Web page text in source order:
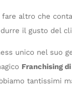
fare altro che
il gusto del
unico nel suo
Franchising
tantissimi